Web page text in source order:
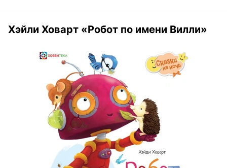
Хэйли Ховарт «Робот по имени Вилли»